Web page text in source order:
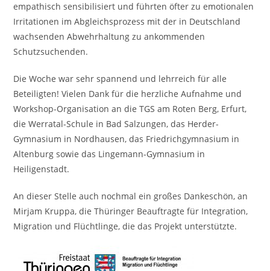
empathisch sensibilisiert und führten öfter zu emotionalen
Irritationen im Abgleichsprozess mit der in Deutschland
wachsenden Abwehrhaltung zu ankommenden
Schutzsuchenden.
Die Woche war sehr spannend und lehrreich für alle
Beteiligten! Vielen Dank für die herzliche Aufnahme und
Workshop-Organisation an die TGS am Roten Berg, Erfurt,
die Werratal-Schule in Bad Salzungen, das Herder-
Gymnasium in Nordhausen, das Friedrichgymnasium in
Altenburg sowie das Lingemann-Gymnasium in
Heiligenstadt.
An dieser Stelle auch nochmal ein großes Dankeschön, an
Mirjam Kruppa, die Thüringer Beauftragte für Integration,
Migration und Flüchtlinge, die das Projekt unterstützte.